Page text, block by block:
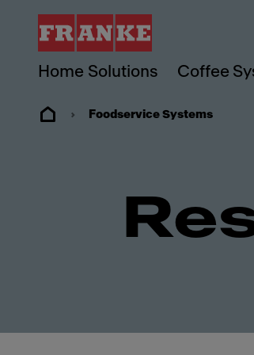
Home Solutions Coffee
Foodservice Systems